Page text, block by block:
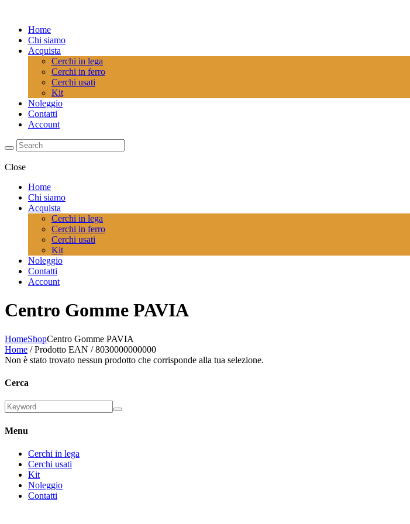
Home
Chi siamo
Acquista
Cerchi in lega
Cerchi in ferro
Cerchi usati
Kit
Noleggio
Contatti
Account
Close
Home
Chi siamo
Acquista
Cerchi in lega
Cerchi in ferro
Cerchi usati
Kit
Noleggio
Contatti
Account
Centro Gomme PAVIA
HomeShopCentro Gomme PAVIA
Home / Prodotto EAN / 8030000000000
Non è stato trovato nessun prodotto che corrisponde alla tua selezione.
Cerca
Menu
Cerchi in lega
Cerchi usati
Kit
Noleggio
Contatti